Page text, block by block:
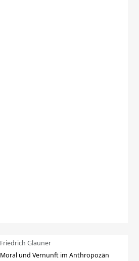
Friedrich Glauner
Moral und Vernunft im Anthropozän